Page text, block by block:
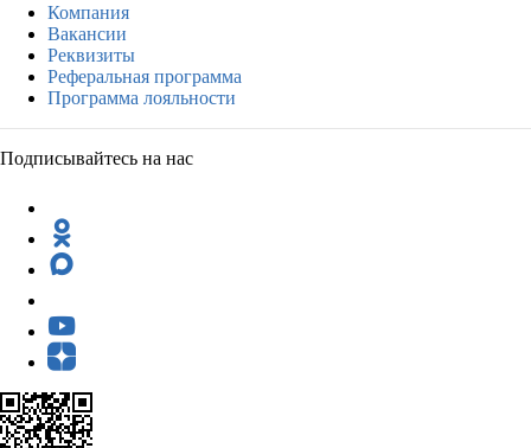
Компания
Вакансии
Реквизиты
Реферальная программа
Программа лояльности
Подписывайтесь на нас